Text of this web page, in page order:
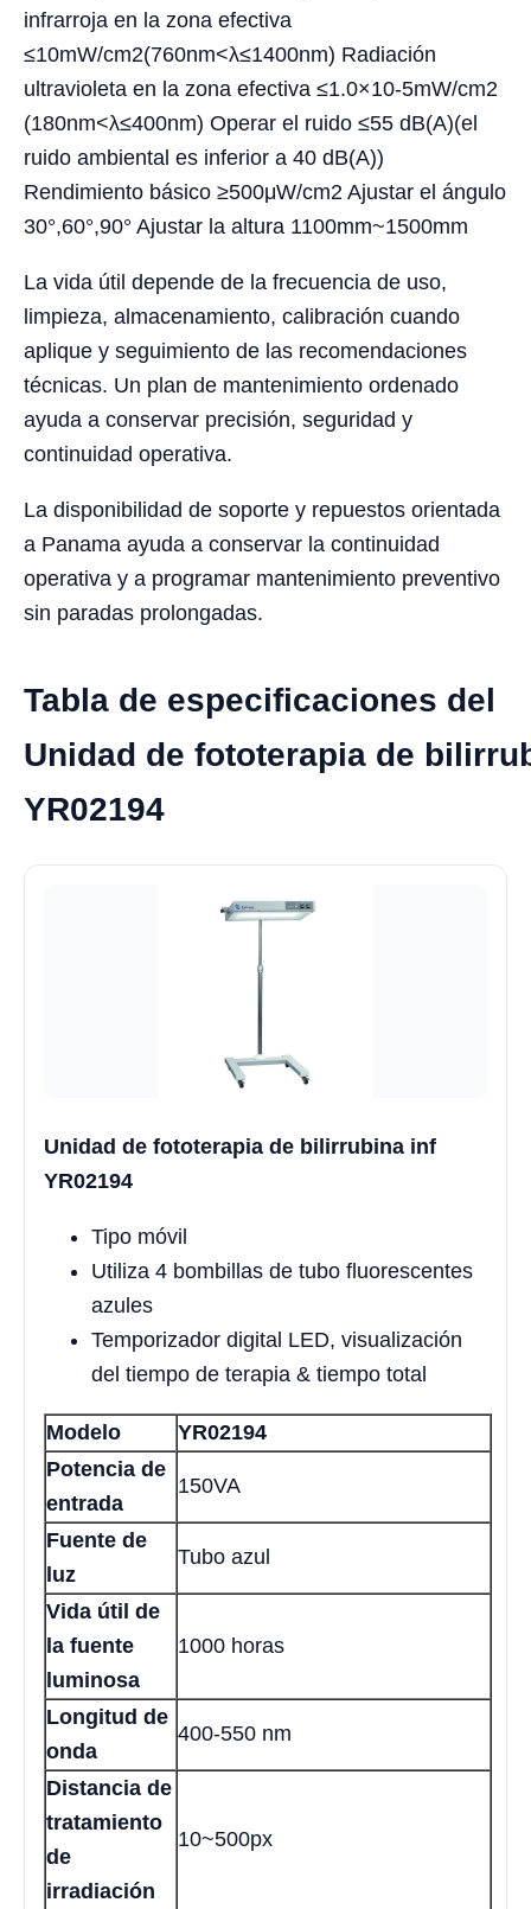
infrarroja en la zona efectiva
≤10mW/cm2(760nm<λ≤1400nm) Radiación
ultravioleta en la zona efectiva ≤1.0×10-5mW/cm2
(180nm<λ≤400nm) Operar el ruido ≤55 dB(A)(el
ruido ambiental es inferior a 40 dB(A))
Rendimiento básico ≥500μW/cm2 Ajustar el ángulo
30°,60°,90° Ajustar la altura 1100mm~1500mm
La vida útil depende de la frecuencia de uso,
limpieza, almacenamiento, calibración cuando
aplique y seguimiento de las recomendaciones
técnicas. Un plan de mantenimiento ordenado
ayuda a conservar precisión, seguridad y
continuidad operativa.
La disponibilidad de soporte y repuestos orientada
a Panama ayuda a conservar la continuidad
operativa y a programar mantenimiento preventivo
sin paradas prolongadas.
Tabla de especificaciones del
Unidad de fototerapia de
YR02194
Unidad de fototerapia de bilirrubina inf
YR02194
Tipo móvil
Utiliza 4 bombillas de tubo fluorescentes
azules
Temporizador digital LED, visualización
del tiempo de terapia & tiempo total
Modelo
YR02194
Potencia de
entrada
150VA
Fuente de
luz
Tubo azul
Vida útil de
la fuente
luminosa
1000 horas
Longitud de
onda
400-550 nm
Distancia de
tratamiento
de
irradiación
10~500px